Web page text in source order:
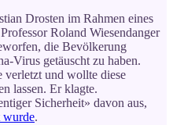
Drosten im Rahmen eines
Roland Wiesendanger
die Bevölkerung
Virus getäuscht zu haben.
verletzt und wollte diese
lassen. Er klagte.
Sicherheit» davon aus,
wurde.